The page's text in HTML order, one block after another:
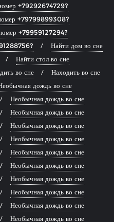
+79292674729?
+79799899308?
+79959127294?
Найти дом во сне
Найти стол во сне
во сне
Находить во сне
дождь во сне
Необычная дождь во сне
Необычная дождь во сне
Необычная дождь во сне
Необычная дождь во сне
Необычная дождь во сне
Необычная дождь во сне
Необычная дождь во сне
Необычная дождь во сне
Необычная дождь во сне
Необычная дождь во сне